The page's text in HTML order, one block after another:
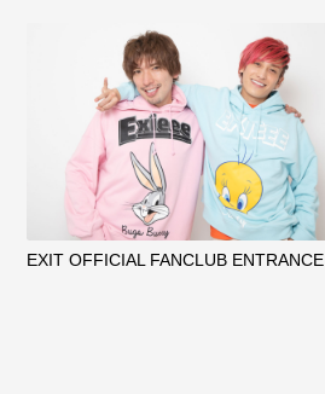
EXIT OFFICIAL FANCLUB ENTRANCE